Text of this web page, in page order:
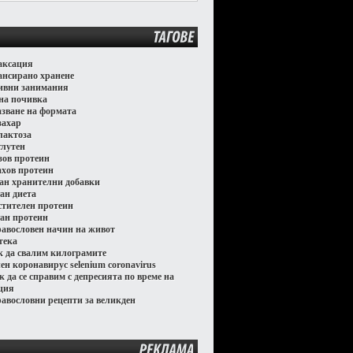
хранене
занимания
почивка
на формата
протеин
протеин
хранителни добавки
диета
протеин
протеин
начин на живот
да свалим килограмите
коронавирус selenium coronavirus
да се справим с депресията по време на
рецепти за великден